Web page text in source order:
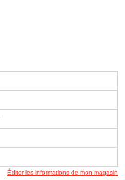
Éditer les informations de mon magasin